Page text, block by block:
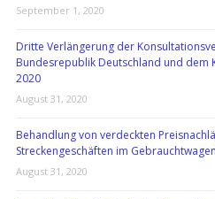
September 1, 2020
Dritte Verlängerung der
Bundesrepublik Deutschland und dem
2020
August 31, 2020
Behandlung von verdeckten
Streckengeschäften im
August 31, 2020